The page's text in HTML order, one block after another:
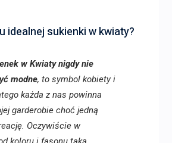
idealnej sukienki w kwiaty?
w Kwiaty nigdy nie
modne, to symbol kobiety i
każda z nas powinna
garderobie choć jedną
Oczywiście w